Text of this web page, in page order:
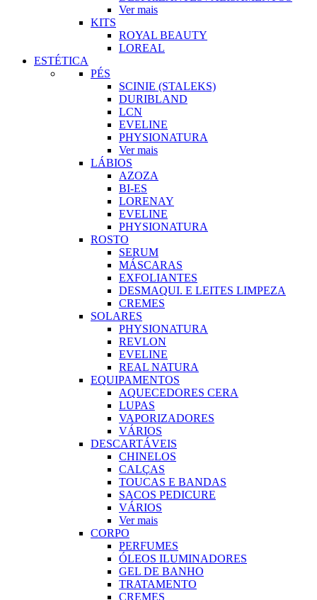
Ver mais
KITS
ROYAL BEAUTY
LOREAL
ESTÉTICA
PÉS
SCINIE (STALEKS)
DURIBLAND
LCN
EVELINE
PHYSIONATURA
Ver mais
LÁBIOS
AZOZA
BI-ES
LORENAY
EVELINE
PHYSIONATURA
ROSTO
SERUM
MÁSCARAS
EXFOLIANTES
DESMAQUI. E LEITES LIMPEZA
CREMES
SOLARES
PHYSIONATURA
REVLON
EVELINE
REAL NATURA
EQUIPAMENTOS
AQUECEDORES CERA
LUPAS
VAPORIZADORES
VÁRIOS
DESCARTÁVEIS
CHINELOS
CALÇAS
TOUCAS E BANDAS
SACOS PEDICURE
VÁRIOS
Ver mais
CORPO
PERFUMES
ÓLEOS ILUMINADORES
GEL DE BANHO
TRATAMENTO
CREMES